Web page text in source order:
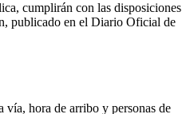
cumplirán con las disposiciones
publicado en el Diario Oficial de
hora de arribo y personas de